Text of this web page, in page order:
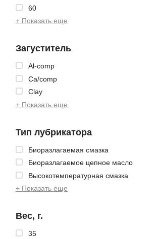
60
+ Показать еще
Загуститель
Al-comp
Ca/comp
Clay
+ Показать еще
Тип лубрикатора
Биоразлагаемая смазка
Биоразлагаемое цепное масло
Высокотемпературная смазка
+ Показать еще
Вес, г.
35